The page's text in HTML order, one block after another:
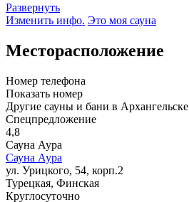
Развернуть
Изменить инфо. Это моя сауна
Месторасположение
Номер телефона
Показать номер
Другие сауны и бани в Архангельске
Спецпредложение
4,8
Сауна Аура
Сауна Аура
ул. Урицкого, 54, корп.2
Турецкая, Финская
Круглосуточно